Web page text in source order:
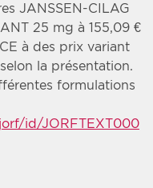
JANSSEN-CILAG
25 mg à 155,09 €
à des prix variant
la présentation.
formulations
id/JORFTEXT000